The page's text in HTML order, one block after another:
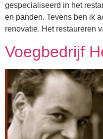
gespecialiseerd in het
en panden. Tevens ben ik
renovatie. Het restaureren
Voegbedrijf